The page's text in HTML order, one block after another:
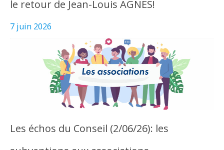
le retour de Jean-Louis AGNES!
7 juin 2026
Les échos du Conseil (2/06/26): les